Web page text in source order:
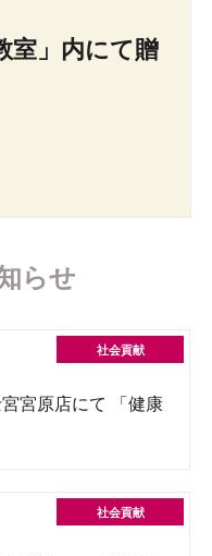
室」内にて贈
らせ
宮原店にて 「健康